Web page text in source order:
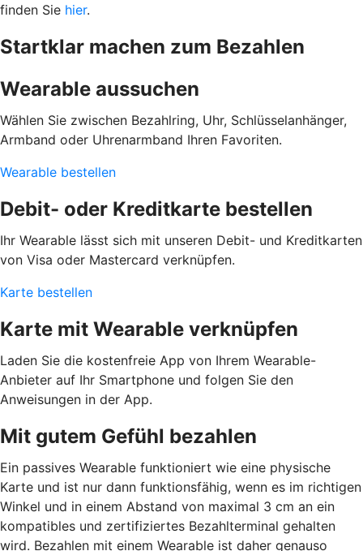
finden Sie hier.
Startklar machen zum Bezahlen
Wearable aussuchen
Wählen Sie zwischen Bezahlring, Uhr, Schlüsselanhänger,
Armband oder Uhrenarmband Ihren Favoriten.
Wearable bestellen
Debit- oder Kreditkarte bestellen
Ihr Wearable lässt sich mit unseren Debit- und Kreditkarten
von Visa oder Mastercard verknüpfen.
Karte bestellen
Karte mit Wearable verknüpfen
Laden Sie die kostenfreie App von Ihrem Wearable-
Anbieter auf Ihr Smartphone und folgen Sie den
Anweisungen in der App.
Mit gutem Gefühl bezahlen
Ein passives Wearable funktioniert wie eine physische
Karte und ist nur dann funktionsfähig, wenn es im richtigen
Winkel und in einem Abstand von maximal 3 cm an ein
kompatibles und zertifiziertes Bezahlterminal gehalten
wird. Bezahlen mit einem Wearable ist daher genauso